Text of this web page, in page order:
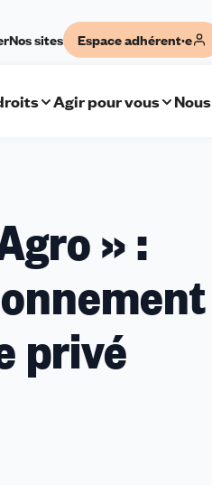
Nos sites Espace adhérent·e
Agir pour vous
» :
privé